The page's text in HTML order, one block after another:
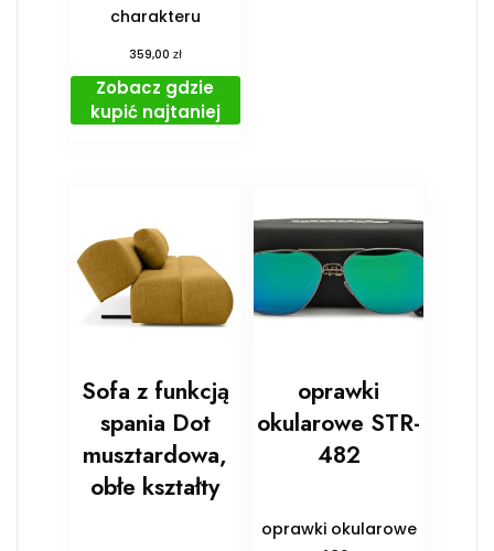
charakteru
359,00 zł
Zobacz gdzie
kupić najtaniej
Sofa z funkcją
spania Dot
musztardowa,
obłe kształty
oprawki
okularowe STR-
482
oprawki okularowe